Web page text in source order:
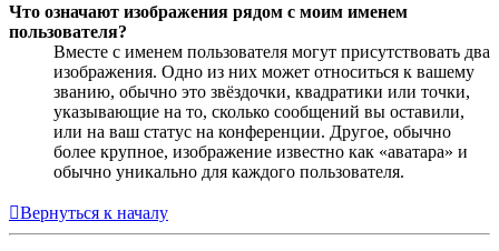
Что означают изображения рядом с моим именем
пользователя?
Вместе с именем пользователя могут присутствовать два
изображения. Одно из них может относиться к вашему
званию, обычно это звёздочки, квадратики или точки,
указывающие на то, сколько сообщений вы оставили,
или на ваш статус на конференции. Другое, обычно
более крупное, изображение известно как «аватара» и
обычно уникально для каждого пользователя.
Вернуться к началу